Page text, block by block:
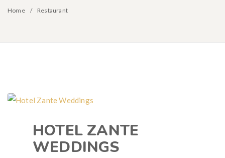
Home Restaurant
HOTEL ZANTE
WEDDINGS